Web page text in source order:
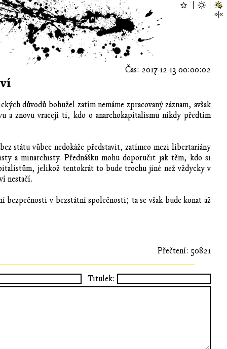
Čas: 2017-12-13 00:00:02
důvodů bohužel zatím nemáme zpracovaný záznam, avšak
a znovu vracejí ti, kdo o anarchokapitalismu nikdy předtím
státu vůbec nedokáže představit, zatímco mezi libertariány
a minarchisty. Přednášku mohu doporučit jak těm, kdo si
jelikož tentokrát to bude trochu jiné než vždycky v
nestačí.
bezpečnosti v bezstátní společnosti; ta se však bude konat až
Přečtení: 50821
Titulek: